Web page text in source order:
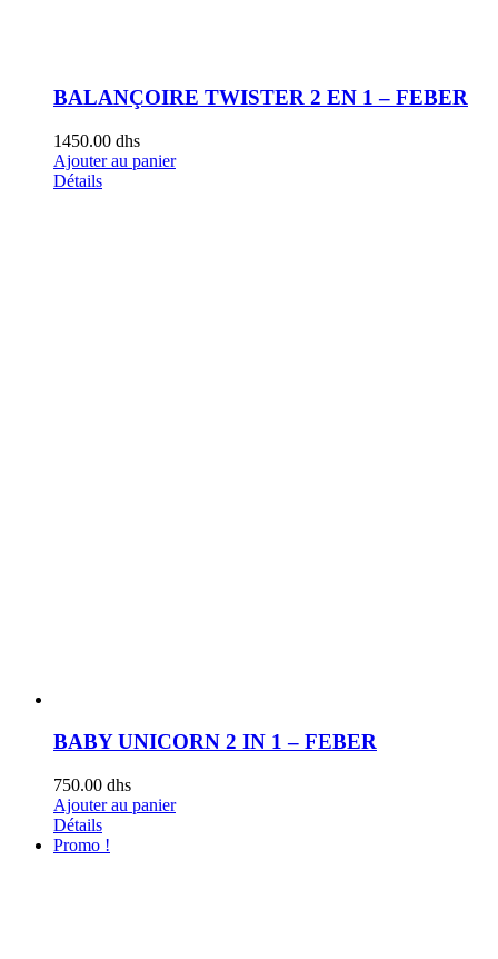
BALANÇOIRE TWISTER 2 EN 1 – FEBER
1450.00 dhs
Ajouter au panier
Détails
BABY UNICORN 2 IN 1 – FEBER
750.00 dhs
Ajouter au panier
Détails
Promo !